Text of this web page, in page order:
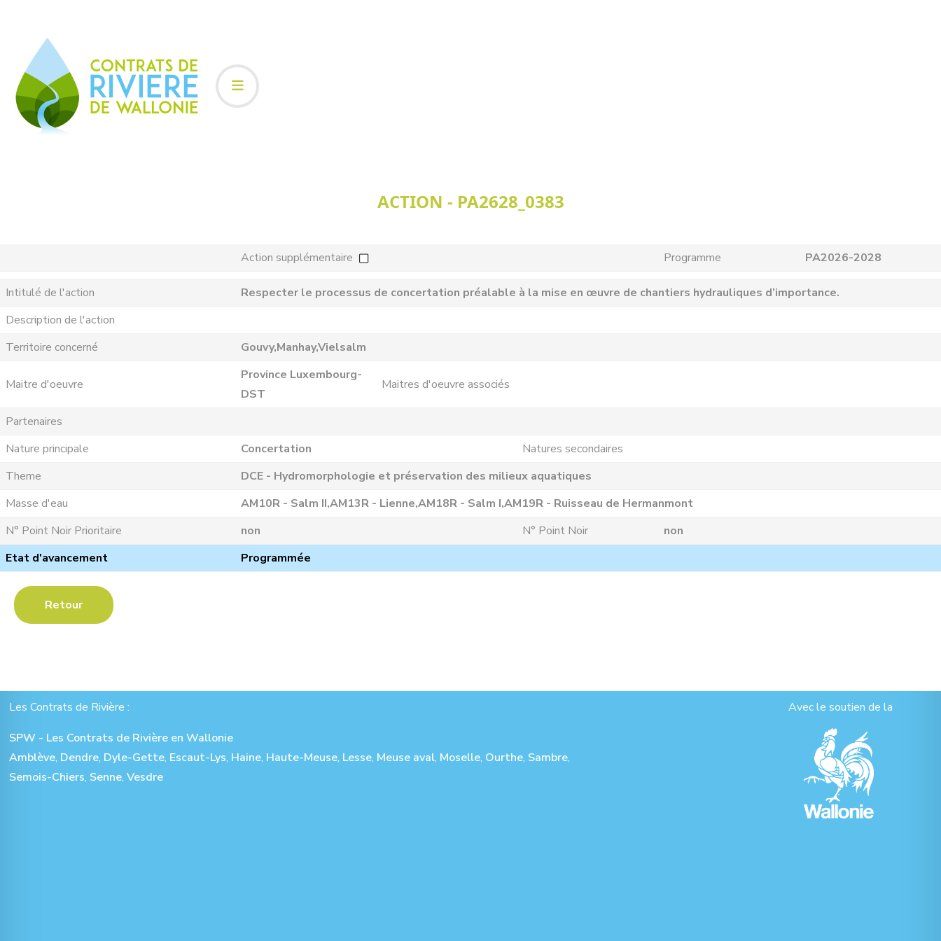
ACTION - PA2628_0383
Action supplémentaire Programme PA2026-2028
Intitulé de l'action
Respecter le processus de concertation préalable à la mise en œuvre de chantiers hydrauliques d’importance.
Description de l'action
Territoire concerné
Gouvy,Manhay,Vielsalm
Maitre d'oeuvre
Province Luxembourg-
DST
Maitres d'oeuvre associés
Partenaires
Nature principale
Concertation
Natures secondaires
Theme
DCE - Hydromorphologie et préservation des milieux aquatiques
Masse d'eau
AM10R - Salm II,AM13R - Lienne,AM18R - Salm I,AM19R - Ruisseau de Hermanmont
N° Point Noir Prioritaire
non N° Point Noir
non
Etat d'avancement
Programmée
Retour
Les Contrats de Rivière :
SPW - Les Contrats de Rivière en Wallonie
Amblève, Dendre, Dyle-Gette, Escaut-Lys, Haine, Haute-Meuse, Lesse, Meuse aval, Moselle, Ourthe, Sambre,
Semois-Chiers, Senne, Vesdre
Avec le soutien de la